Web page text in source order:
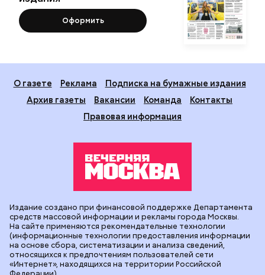
Оформить
О газете Реклама
Подписка на бумажные издания
Архив газеты
Вакансии Команда
Контакты
Правовая информация
Издание создано при финансовой поддержке Департамента
средств массовой информации и рекламы города Москвы.
На сайте применяются рекомендательные технологии
(информационные технологии предоставления информации
на основе сбора, систематизации и анализа сведений,
относящихся к предпочтениям пользователей сети
«Интернет», находящихся на территории Российской